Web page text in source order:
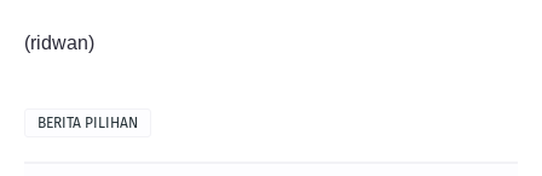
(ridwan)
BERITA PILIHAN